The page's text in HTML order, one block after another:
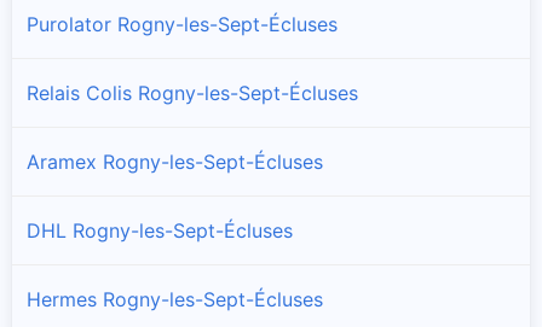
Purolator Rogny-les-Sept-Écluses
Relais Colis Rogny-les-Sept-Écluses
Aramex Rogny-les-Sept-Écluses
DHL Rogny-les-Sept-Écluses
Hermes Rogny-les-Sept-Écluses